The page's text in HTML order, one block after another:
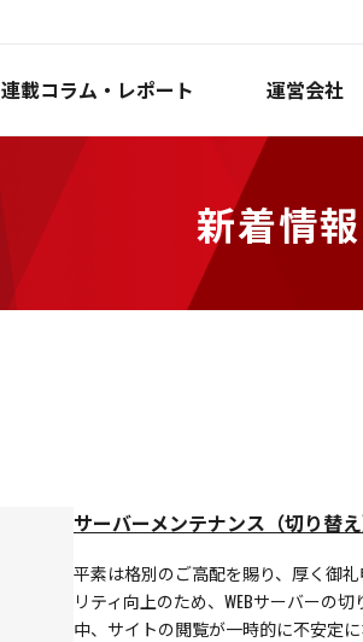
連載コラム・レポート 運営会社
新着情報
サーバーメンテナンス（切り替
平素は格別のご高配を賜り、厚く御
リティ向上のため、WEBサーバーの
中、サイトの閲覧が一時的に不安定